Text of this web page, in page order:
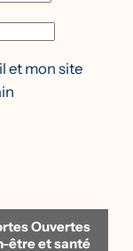
et mon site
Ouvertes
être et santé